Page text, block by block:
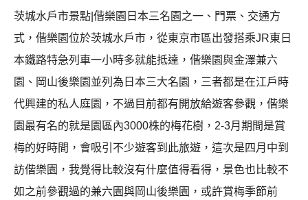
茨城水戶市景點|偕樂園日本三名園之一、門票、交通方
式，偕樂園位於茨城水戶市，從東京市區出發搭乘JR東日
本鐵路特急列車一小時多就能抵達，偕樂園與金澤兼六
園、岡山後樂園並列為日本三大名園，三者都是在江戶時
代興建的私人庭園，不過目前都有開放給遊客參觀，偕樂
園最有名的就是園區內3000株的梅花樹，2-3月期間是賞
梅的好時間，會吸引不少遊客到此旅遊，這次是四月中到
訪偕樂園，我覺得比較沒有什麼值得看得，景色也比較不
如之前參觀過的兼六園與岡山後樂園，或許賞梅季節前